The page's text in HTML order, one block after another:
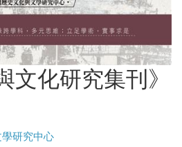
文化研究集刊》
研究中心